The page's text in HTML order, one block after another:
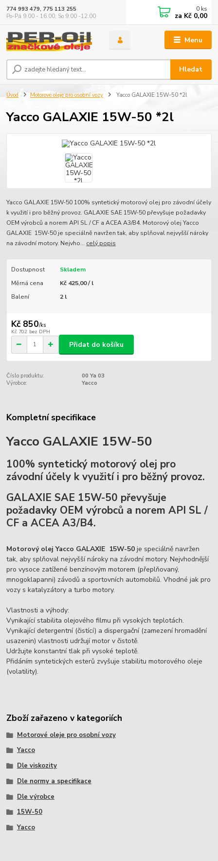
Menu
Hledat
774 993 479, 775 113 255
Po-Pá 9.00 - 16.00, So 9.00 -12.00
0 ks
za Kč 0,00
Úvod Motorové oleje pro osobní vozy Yacco GALAXIE 15W-50 *2l
Yacco GALAXIE 15W-50 *2l
Yacco GALAXIE 15W-50 100% syntetický motorový olej pro závodní účely
k využití i pro běžný provoz. GALAXIE SAE 15W-50 převyšuje požadavky
OEM výrobců a norem API SL / CF a ACEA A3/B4. Motorový olej Yacco
GALAXIE 15W-50 je speciálně navržen tak, aby splňoval nejvyšší nároky
na závodní motory. Nejvho... celý popis
Dostupnost
Skladem
Měrná cena
Kč 425,00 / l
Balení
2 l
Kč 850/ks
Kč 702 bez DPH
Přidat do košíku
Číslo produktu:
00 Ya 03
Výrobce:
Yacco
Kompletní specifikace
Yacco GALAXIE 15W-50
100% syntetický motorový olej pro
závodní účely k využití i pro běžný provoz.
GALAXIE SAE 15W-50 převyšuje
požadavky OEM výrobců a norem API SL /
CF a ACEA A3/B4.
Motorový olej Yacco GALAXIE 15W-50je speciálně navržen
tak, aby splňoval nejvyšší nároky na závodní motory. Nejvhodnější
pro vysoce zatížené benzínovým motorem (přeplňovaný,
mnogoklapanni) závodů a sportovních automobilů. Vhodné jak pro
vozy s katalyzátory a turbo motory.
Vlastnosti a výhody:
Vynikající stabilita olejového filmu při vysokých teplotách.
Vynikající detergentní (čistící) a dispergační (zamezení hromadění
usazenin) vlastnosti udržují motor v čistotě.
Udržujte konstantní tlak při vysoké teplotě.
Přidáním syntetických esterů zvyšuje stabilitu motorového oleje
(volatility).
Zboží zařazeno v kategoriích
Motorové oleje pro osobní vozy
Yacco
Dle viskozity
Dle normy a specifikace
Dle výrobce
15W-50
Yacco